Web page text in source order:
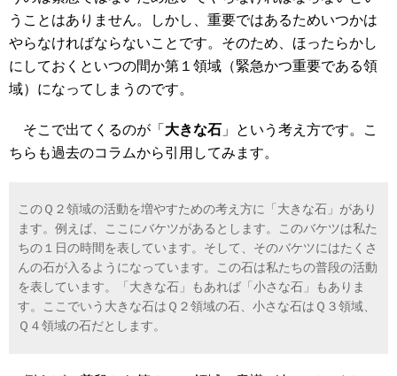
うことはありません。しかし、重要ではあるためいつかは
やらなければならないことです。そのため、ほったらかし
にしておくといつの間か第１領域（緊急かつ重要である領
域）になってしまうのです。
そこで出てくるのが「 大きな石 」という考え方です。こ
ちらも過去のコラムから引用してみます。
このＱ２領域の活動を増やすための考え方に「大きな石」があり
ます。例えば、ここにバケツがあるとします。このバケツは私た
ちの１日の時間を表しています。そして、そのバケツにはたくさ
んの石が入るようになっています。この石は私たちの普段の活動
を表しています。「大きな石」もあれば「小さな石」もありま
す。ここでいう大きな石はＱ２領域の石、小さな石はＱ３領域、
Ｑ４領域の石だとします。